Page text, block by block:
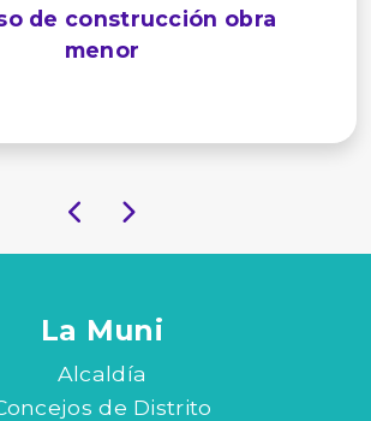
de construcción obra
menor
La Muni
Alcaldía
de Distrito